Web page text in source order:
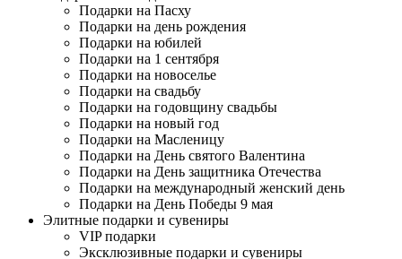
Подарки на Пасху
Подарки на день рождения
Подарки на юбилей
Подарки на 1 сентября
Подарки на новоселье
Подарки на свадьбу
Подарки на годовщину свадьбы
Подарки на новый год
Подарки на Масленицу
Подарки на День святого Валентина
Подарки на День защитника Отечества
Подарки на международный женский день
Подарки на День Победы 9 мая
Элитные подарки и сувениры
VIP подарки
Эксклюзивные подарки и сувениры